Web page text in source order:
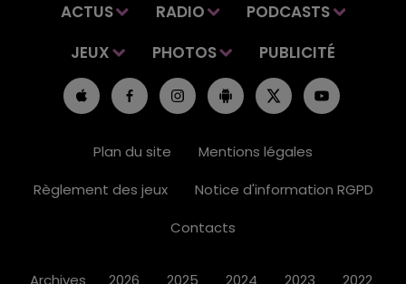
ACTUS RADIO
PODCASTS
JEUX
PHOTOS PUBLICITÉ
Plan du site
Mentions légales
Règlement des jeux
Notice d'information RGPD
Contacts